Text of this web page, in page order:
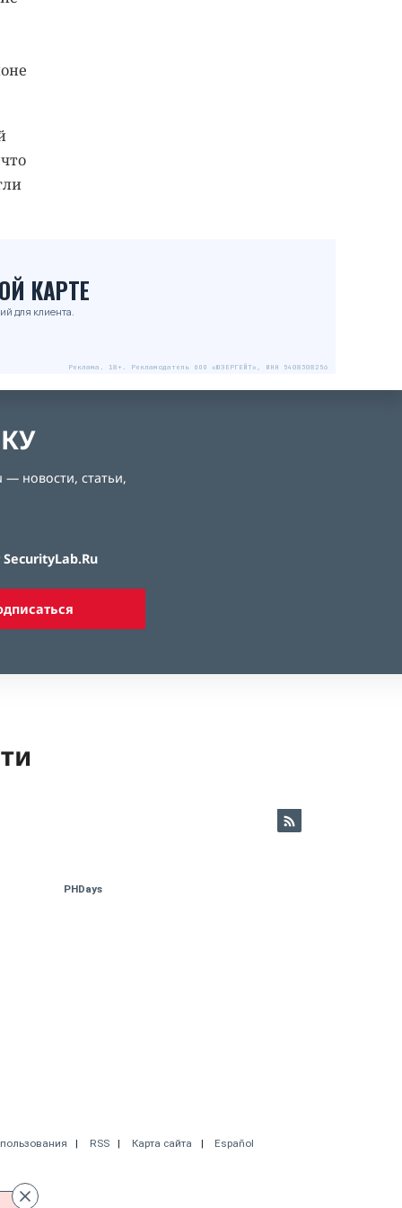
КАРТЕ
для клиента.
Реклама. 18+. Рекламодатель ООО «ЮЗЕРГЕЙТ», ИНН 5408308256
новости, статьи,
PHDays
RSS Карта сайта Español